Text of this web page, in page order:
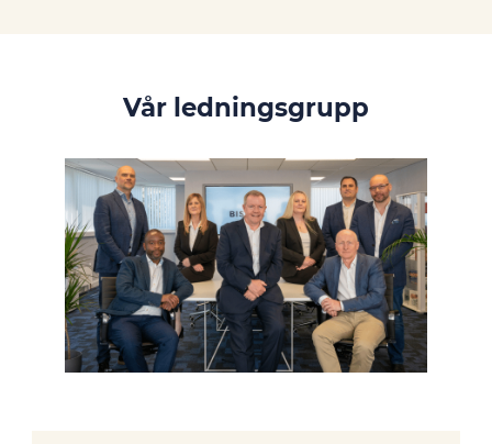
Vår ledningsgrupp